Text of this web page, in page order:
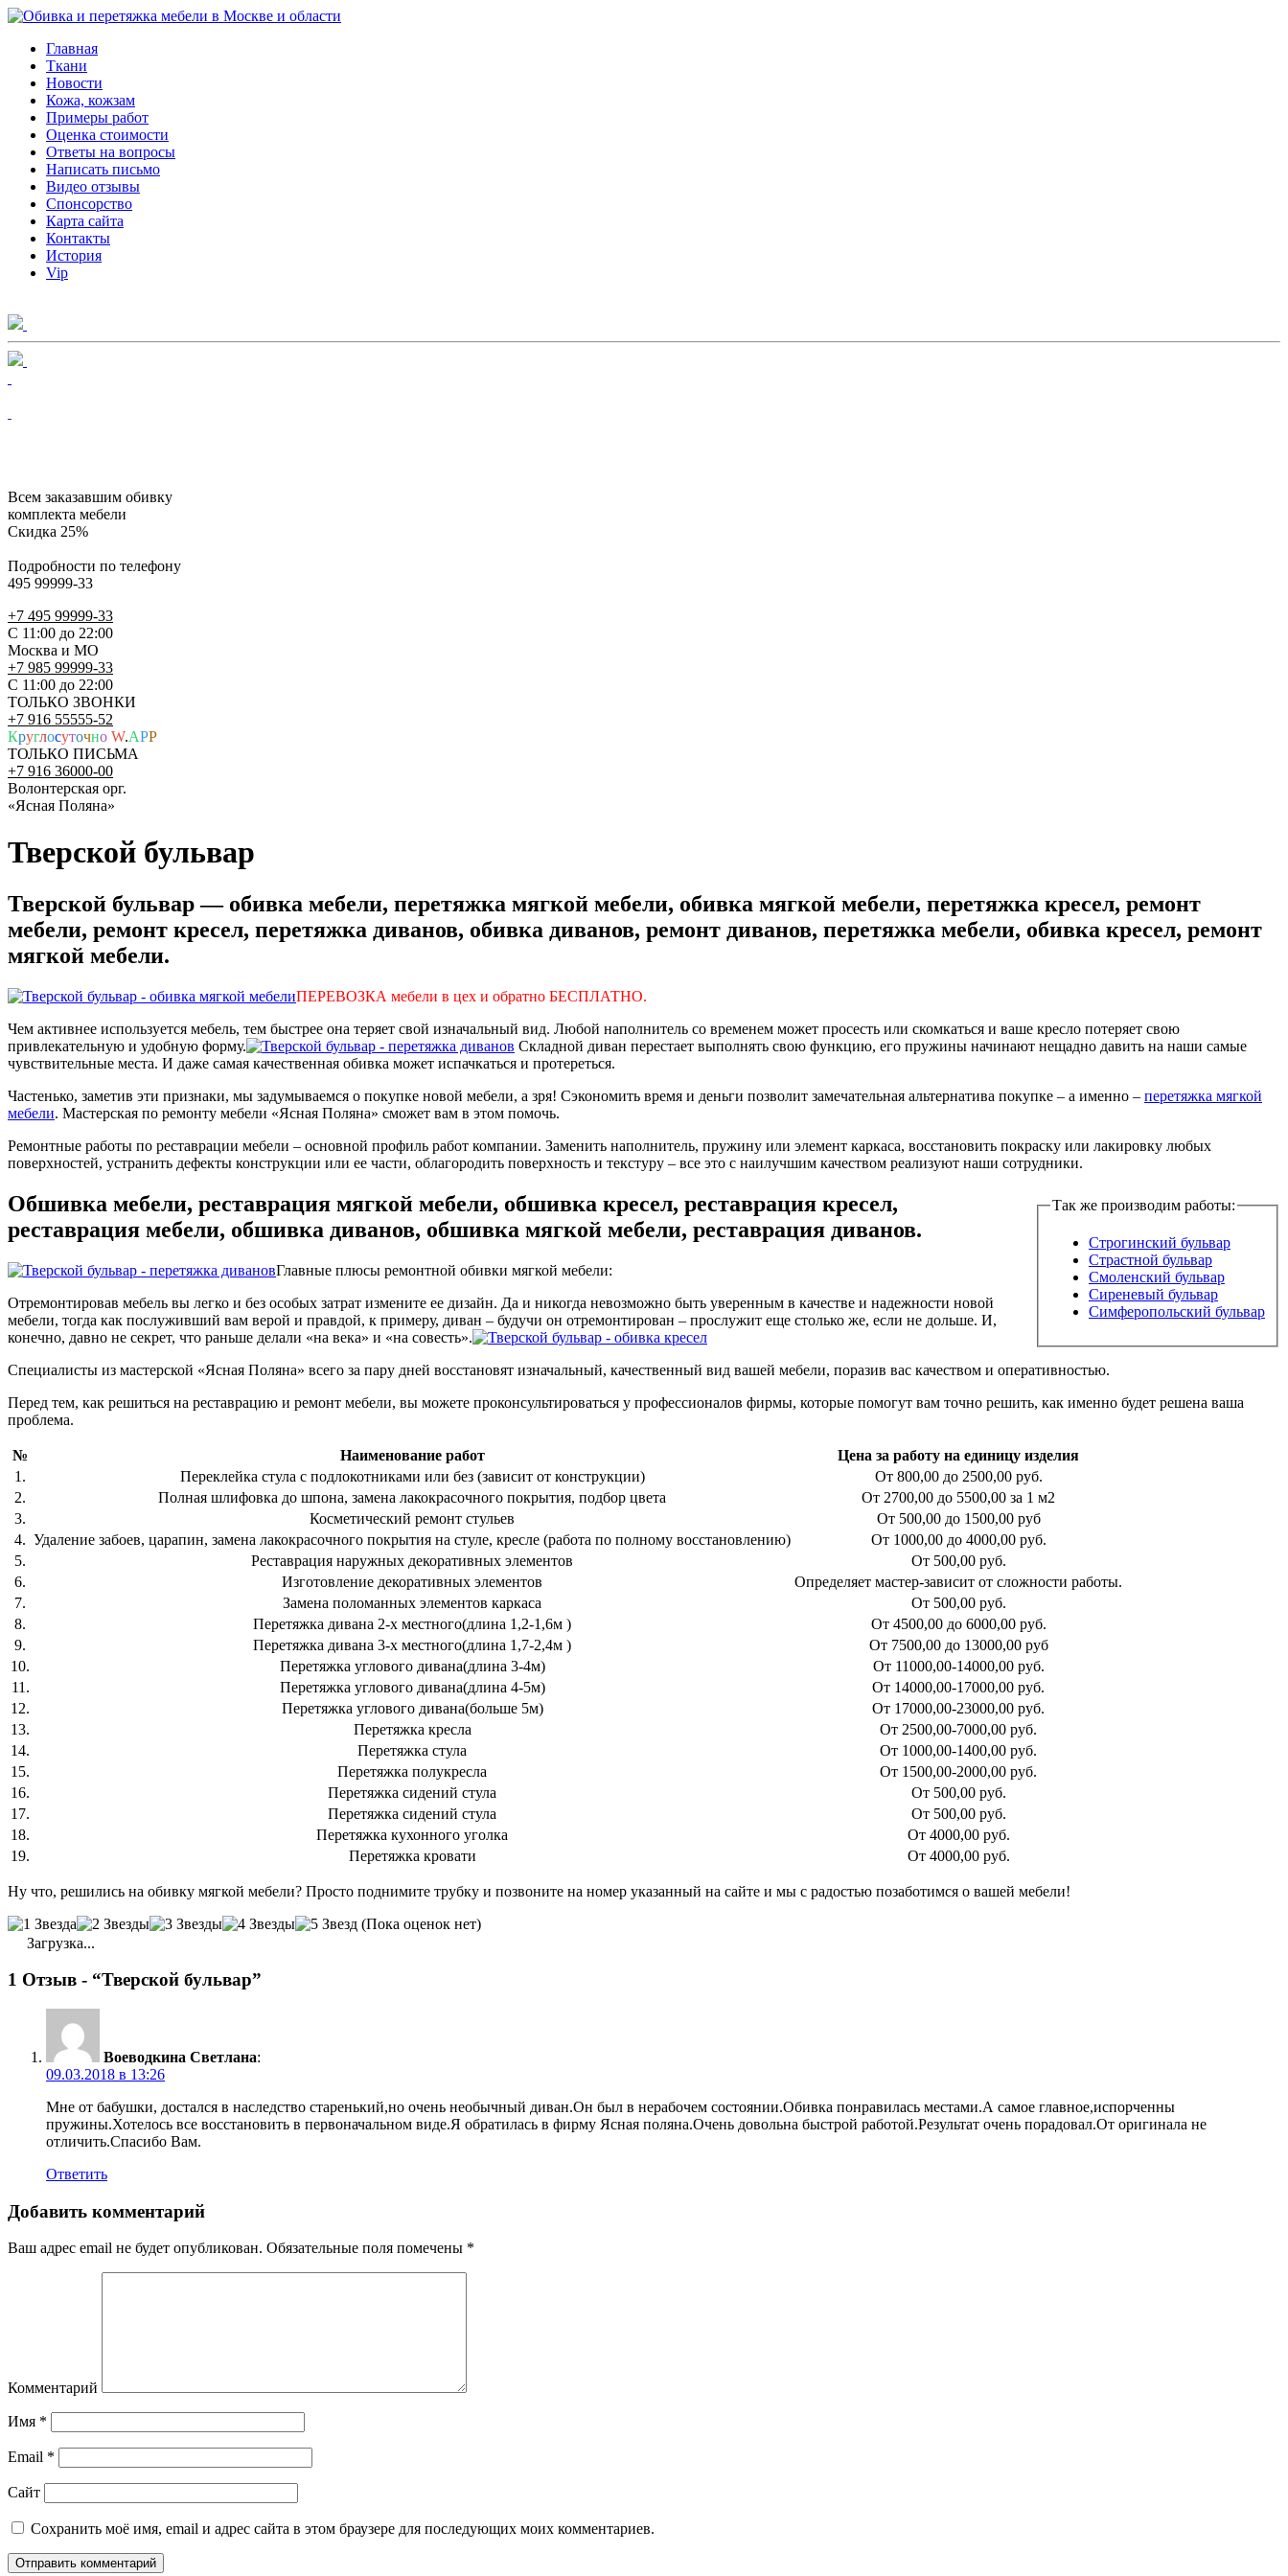
Главная
Ткани
Новости
Кожа, кожзам
Примеры работ
Оценка стоимости
Ответы на вопросы
Написать письмо
Видео отзывы
Спонсорство
Карта сайта
Контакты
История
Vip
Всем заказавшим обивку
комплекта мебели
Скидка 25%
Подробности по телефону
495 99999-33
+7 495 99999-33
С 11:00 до 22:00
Москва и МО
+7 985 99999-33
С 11:00 до 22:00
ТОЛЬКО ЗВОНКИ
+7 916 55555-52
Круглосуточно W.APP
ТОЛЬКО ПИСЬМА
+7 916 36000-00
Волонтерская орг.
«Ясная Поляна»
Тверской бульвар
Тверской бульвар — обивка мебели, перетяжка мягкой мебели, обивка мягкой мебели, перетяжка кресел, ремонт
мебели, ремонт кресел, перетяжка диванов, обивка диванов, ремонт диванов, перетяжка мебели, обивка кресел, ремонт
мягкой мебели.
ПЕРЕВОЗКА мебели в цех и обратно БЕСПЛАТНО.
Чем активнее используется мебель, тем быстрее она теряет свой изначальный вид. Любой наполнитель со временем может просесть или скомкаться и ваше кресло потеряет свою
привлекательную и удобную форму.
Складной диван перестает выполнять свою функцию, его пружины начинают нещадно давить на наши самые
чувствительные места. И даже самая качественная обивка может испачкаться и протереться.
Частенько, заметив эти признаки, мы задумываемся о покупке новой мебели, а зря! Сэкономить время и деньги позволит замечательная альтернатива покупке – а именно – перетяжка мягкой
мебели. Мастерская по ремонту мебели «Ясная Поляна» сможет вам в этом помочь.
Ремонтные работы по реставрации мебели – основной профиль работ компании. Заменить наполнитель, пружину или элемент каркаса, восстановить покраску или лакировку любых
поверхностей, устранить дефекты конструкции или ее части, облагородить поверхность и текстуру – все это с наилучшим качеством реализуют наши сотрудники.
Так же производим работы:
Строгинский бульвар
Страстной бульвар
Смоленский бульвар
Сиреневый бульвар
Симферопольский бульвар
Обшивка мебели, реставрация мягкой мебели, обшивка кресел, реставрация кресел,
реставрация мебели, обшивка диванов, обшивка мягкой мебели, реставрация диванов.
Главные плюсы ремонтной обивки мягкой мебели:
Отремонтировав мебель вы легко и без особых затрат измените ее дизайн. Да и никогда невозможно быть уверенным в качестве и надежности новой
мебели, тогда как послуживший вам верой и правдой, к примеру, диван – будучи он отремонтирован – прослужит еще столько же, если не дольше. И,
конечно, давно не секрет, что раньше делали «на века» и «на совесть».
Специалисты из мастерской «Ясная Поляна» всего за пару дней восстановят изначальный, качественный вид вашей мебели, поразив вас качеством и оперативностью.
Перед тем, как решиться на реставрацию и ремонт мебели, вы можете проконсультироваться у профессионалов фирмы, которые помогут вам точно решить, как именно будет решена ваша
проблема.
№ Наименование работ
Цена за работу на единицу изделия
1.
Переклейка стула с подлокотниками или без (зависит от конструкции)
От 800,00 до 2500,00 руб.
2.
Полная шлифовка до шпона, замена лакокрасочного покрытия, подбор цвета
От 2700,00 до 5500,00 за 1 м2
3.
Косметический ремонт стульев
От 500,00 до 1500,00 руб
4. Удаление забоев, царапин, замена лакокрасочного покрытия на стуле, кресле (работа по полному восстановлению)
От 1000,00 до 4000,00 руб.
5.
Реставрация наружных декоративных элементов
От 500,00 руб.
6.
Изготовление декоративных элементов
Определяет мастер-зависит от сложности работы.
7.
Замена поломанных элементов каркаса
От 500,00 руб.
8.
Перетяжка дивана 2-х местного(длина 1,2-1,6м )
От 4500,00 до 6000,00 руб.
9.
Перетяжка дивана 3-х местного(длина 1,7-2,4м )
От 7500,00 до 13000,00 руб
10.
Перетяжка углового дивана(длина 3-4м)
От 11000,00-14000,00 руб.
11.
Перетяжка углового дивана(длина 4-5м)
От 14000,00-17000,00 руб.
12.
Перетяжка углового дивана(больше 5м)
От 17000,00-23000,00 руб.
13.
Перетяжка кресла
От 2500,00-7000,00 руб.
14.
Перетяжка стула
От 1000,00-1400,00 руб.
15.
Перетяжка полукресла
От 1500,00-2000,00 руб.
16.
Перетяжка сидений стула
От 500,00 руб.
17.
Перетяжка сидений стула
От 500,00 руб.
18.
Перетяжка кухонного уголка
От 4000,00 руб.
19.
Перетяжка кровати От 4000,00 руб.
Ну что, решились на обивку мягкой мебели? Просто поднимите трубку и позвоните на номер указанный на сайте и мы с радостью позаботимся о вашей мебели!
(Пока оценок нет)
Загрузка...
1 Отзыв - “Тверской бульвар”
Воеводкина Светлана:
09.03.2018 в 13:26
Мне от бабушки, достался в наследство старенький,но очень необычный диван.Он был в нерабочем состоянии.Обивка понравилась местами.А самое главное,испорченны
пружины.Хотелось все восстановить в первоначальном виде.Я обратилась в фирму Ясная поляна.Очень довольна быстрой работой.Результат очень порадовал.От оригинала не
отличить.Спасибо Вам.
Ответить
Добавить комментарий
Ваш адрес email не будет опубликован. Обязательные поля помечены *
Комментарий
Имя *
Email *
Сайт
Сохранить моё имя, email и адрес сайта в этом браузере для последующих моих комментариев.